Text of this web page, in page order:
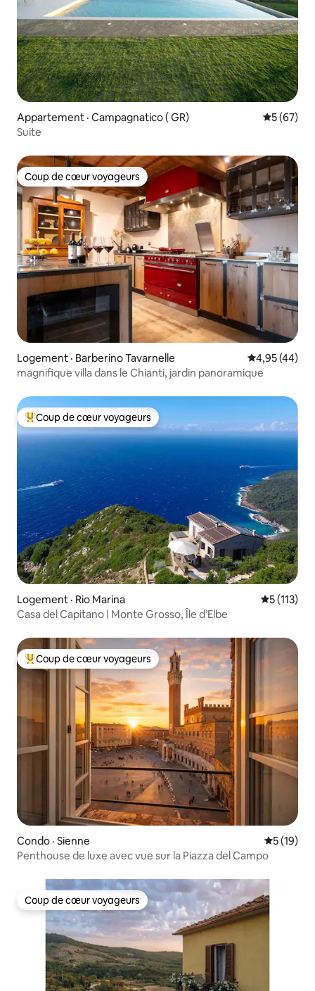
Appartement · Campagnatico ( GR) Note
5 (67)
Suite
Coup de cœur voyageurs
Coup de cœur voyageurs
Logement · Barberino Tavarnelle Note
4,95 (44)
magnifique villa dans le Chianti, jardin panoramique
Coup de cœur voyageurs parmi les plus aimés
Coup de cœur voyageurs
Logement · Rio Marina Note
5 (113)
Casa del Capitano | Monte Grosso, Île d’Elbe
Coup de cœur voyageurs parmi les plus aimés
Coup de cœur voyageurs
Condo · Sienne Note
5 (19)
Penthouse de luxe avec vue sur la Piazza del Campo
Coup de cœur voyageurs
Coup de cœur voyageurs